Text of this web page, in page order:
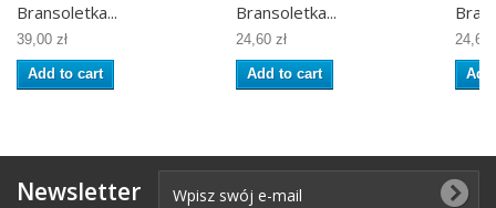
Bransoletka...
39,00 zł
Add to cart
Bransoletka...
24,60 zł
Add to cart
24,60
Newsletter